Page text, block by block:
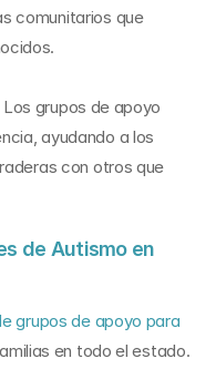
comunitarios que
Los grupos de apoyo
ayudando a los
con otros que
de Autismo en
grupos de apoyo para
en todo el estado.